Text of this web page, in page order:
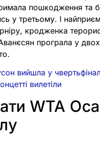
пошкодження та
у третьому. І
кродженка
програла у двох
вийшла у
вилетіли
WTA